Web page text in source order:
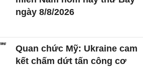
ngày 8/8/2026
Quan chức Mỹ: Ukraine cam
kết chấm dứt tấn công cơ